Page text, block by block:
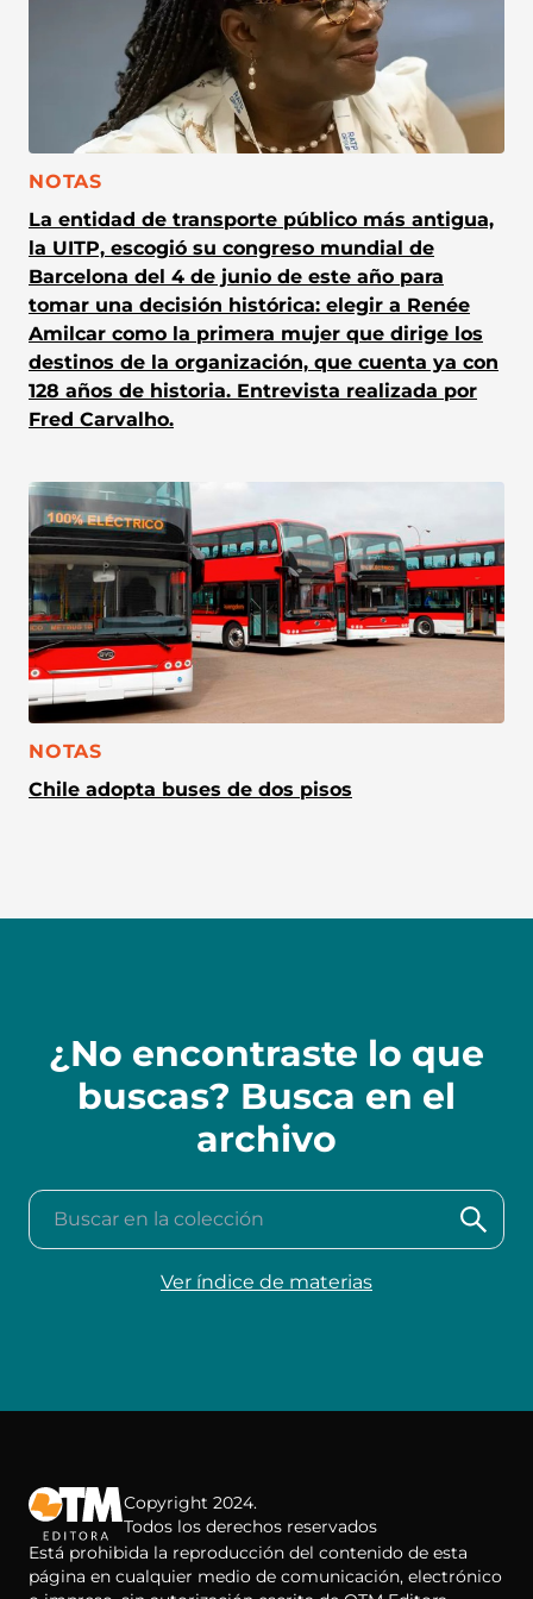
CATEGORÍA:
NOTAS
La entidad de transporte público más antigua,
la UITP, escogió su congreso mundial de
Barcelona del 4 de junio de este año para
tomar una decisión histórica: elegir a Renée
Amilcar como la primera mujer que dirige los
destinos de la organización, que cuenta ya con
128 años de historia. Entrevista realizada por
Fred Carvalho.
CATEGORÍA:
NOTAS
Chile adopta buses de dos pisos
¿No encontraste lo que
buscas? Busca en el
archivo
Buscar en la colección
Ver índice de materias
Copyright 2024.
Todos los derechos reservados
Está prohibida la reproducción del contenido de esta
página en cualquier medio de comunicación, electrónico